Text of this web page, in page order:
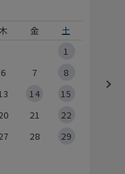
金
土
1
6 7
8
14
15
21
22
28
29